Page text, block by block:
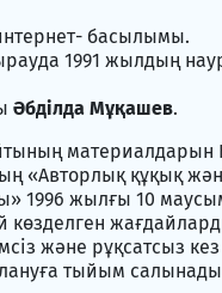
басылымы.
1991 жылдың
Әбділда Мұқашев.
материалдарын
«Авторлық құқық
1996 жылғы 10
көзделген
және рұқсатсыз
тыйым